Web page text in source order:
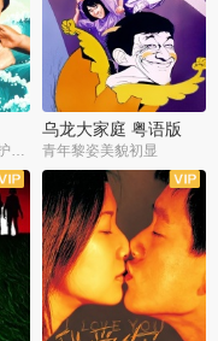
成龙洪金宝联手爆笑护美女
乌龙大家庭 粤语版
青年黎姿美貌初显